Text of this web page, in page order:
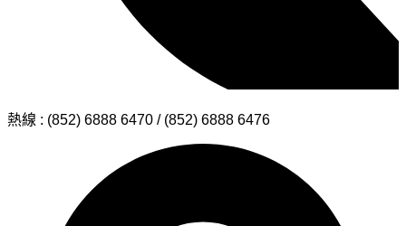
熱線 : (852) 6888 6470 / (852) 6888 6476